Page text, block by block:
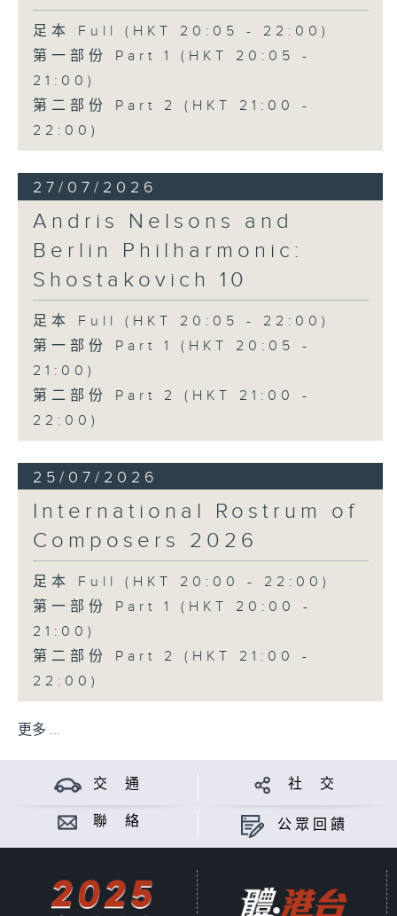
足本 Full (HKT 20:05 - 22:00)
第一部份 Part 1 (HKT 20:05 -
21:00)
第二部份 Part 2 (HKT 21:00 -
22:00)
27/07/2026
Andris Nelsons and
Berlin Philharmonic:
Shostakovich 10
足本 Full (HKT 20:05 - 22:00)
第一部份 Part 1 (HKT 20:05 -
21:00)
第二部份 Part 2 (HKT 21:00 -
22:00)
25/07/2026
International Rostrum of
Composers 2026
足本 Full (HKT 20:00 - 22:00)
第一部份 Part 1 (HKT 20:00 -
21:00)
第二部份 Part 2 (HKT 21:00 -
22:00)
更多 ...
交 通 社 交
聯 絡 公眾回饋